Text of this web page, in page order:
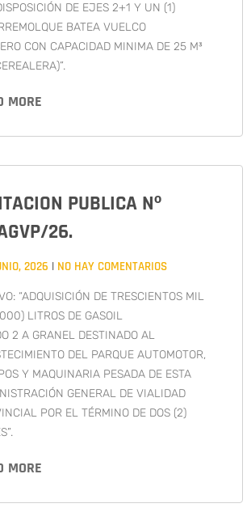
DE EJES 2+1 Y UN (1)
BATEA VUELCO
CON CAPACIDAD MINIMA DE 25 M³
MORE
PUBLICA Nº
26.
2026 NO HAY COMENTARIOS
“ADQUISICIÓN DE TRESCIENTOS MIL
LITROS DE GASOIL
2 A GRANEL DESTINADO AL
DEL PARQUE AUTOMOTOR,
Y MAQUINARIA PESADA DE ESTA
GENERAL DE VIALIDAD
POR EL TÉRMINO DE DOS (2)
MORE